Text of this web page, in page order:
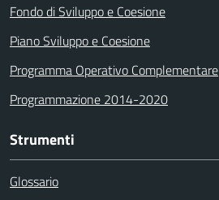
Fondo di Sviluppo e Coesione
Piano Sviluppo e Coesione
Programma Operativo Complementare
Programmazione 2014-2020
Strumenti
Glossario